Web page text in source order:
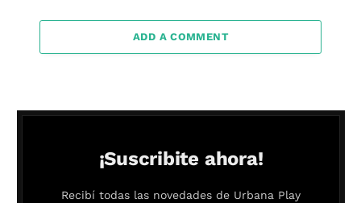
ADD A COMMENT
¡Suscribite ahora!
Recibí todas las novedades de Urbana Play